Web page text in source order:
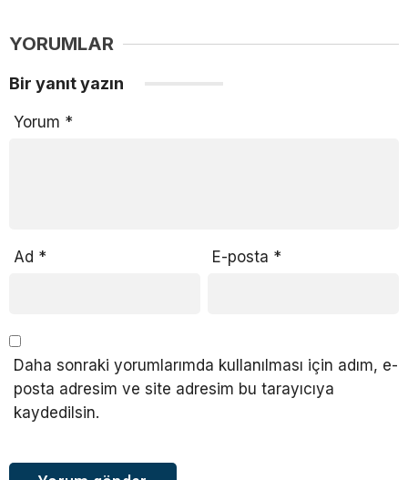
YORUMLAR
Bir yanıt yazın
Yorum *
Ad * E-posta *
Daha sonraki yorumlarımda kullanılması için adım, e-
posta adresim ve site adresim bu tarayıcıya
kaydedilsin.